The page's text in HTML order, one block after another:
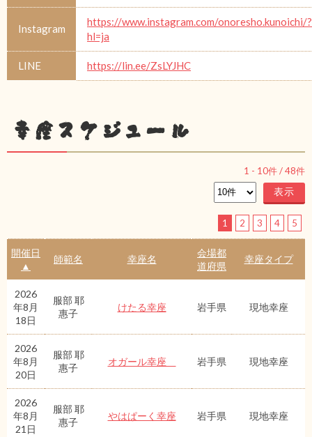
Instagram
https://www.instagram.com/onoresho.kunoichi/?
hl=ja
LINE https://lin.ee/ZsLYJHC
幸座スケジュール
1 - 10件 /48件
1 2 3 4 5
開催日
▲
師範名 幸座名
会場都
道府県
幸座タイプ
2026
年8月
18日
服部 耶
惠子
けたる幸座 岩手県 現地幸座
2026
年8月
20日
服部 耶
惠子
オガール幸座 岩手県 現地幸座
2026
年8月
21日
服部 耶
惠子
やはぱーく幸座 岩手県 現地幸座